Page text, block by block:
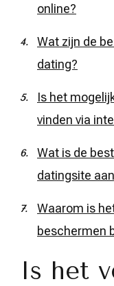
online?
Wat zijn de
dating?
Is het
vinden via
Wat is de
datingsite
Waarom is
beschermen
Is het